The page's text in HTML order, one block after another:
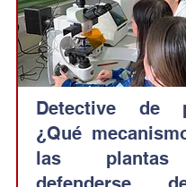
Detective de
¿Qué
las